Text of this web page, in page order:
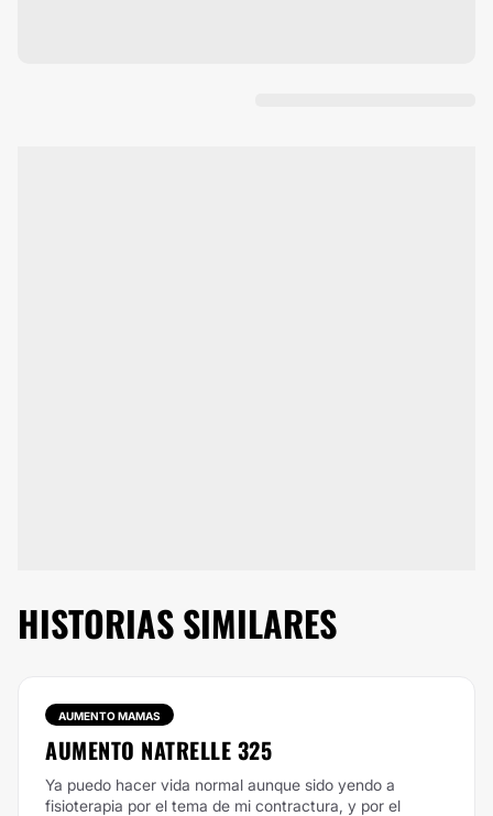
HISTORIAS SIMILARES
AUMENTO MAMAS
AUMENTO NATRELLE 325
Ya puedo hacer vida normal aunque sido yendo a
fisioterapia por el tema de mi contractura, y por el